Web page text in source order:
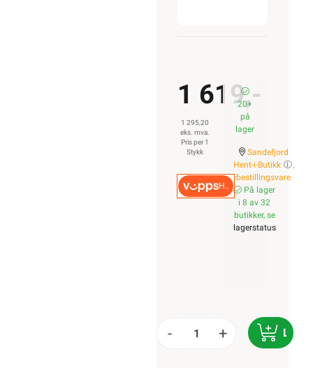
1 619,-
1 295,20
eks. mva.
Pris per 1
Stykk
Hurtigkasse
20+
på
lager
Sandefjord
Hent-i-Butikk
,
bestillingsvare
På lager
i 8 av 32
butikker, se
lagerstatus
- +